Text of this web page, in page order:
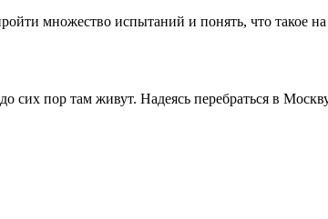
множество испытаний и понять, что такое
пор там живут. Надеясь перебраться в